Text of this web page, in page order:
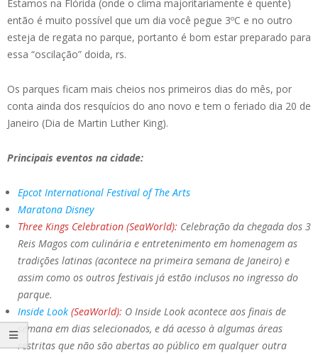
Estamos na Flórida (onde o clima majoritariamente é quente)
então é muito possível que um dia você pegue 3ºC e no outro
esteja de regata no parque, portanto é bom estar preparado para
essa “oscilação” doida, rs.
Os parques ficam mais cheios nos primeiros dias do mês, por
conta ainda dos resquícios do ano novo e tem o feriado dia 20 de
Janeiro (Dia de Martin Luther King).
Principais eventos na cidade:
Epcot International Festival of The Arts
Maratona Disney
Three Kings Celebration (SeaWorld): Celebração da chegada dos 3
Reis Magos com culinária e entretenimento em homenagem as
tradições latinas (acontece na primeira semana de Janeiro) e
assim como os outros festivais já estão inclusos no ingresso do
parque.
Inside Look (SeaWorld): O Inside Look acontece aos finais de
semana em dias selecionados, e dá acesso à algumas áreas
restritas que não são abertas ao público em qualquer outra